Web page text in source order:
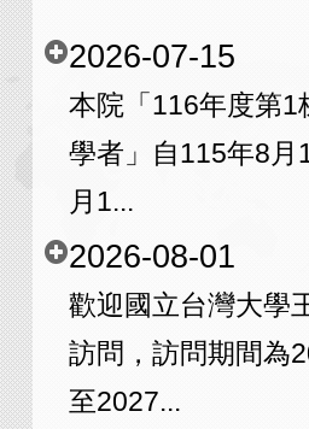
2026-07-15
本院「116年度第1
學者」自115年8月
月1...
2026-08-01
歡迎國立台灣大學
訪問，訪問期間為
至2027...